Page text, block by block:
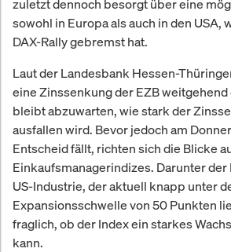
zuletzt dennoch besorgt über eine
sowohl in Europa als auch in den USA,
DAX-Rally gebremst hat.
Laut der Landesbank Hessen-
eine Zinssenkung der EZB
bleibt abzuwarten, wie stark der
ausfallen wird. Bevor jedoch am
Entscheid fällt, richten sich die Blicke
Einkaufsmanagerindizes. Darunter der
US-Industrie, der aktuell knapp unter
Expansionsschwelle von 50 Punkten
fraglich, ob der Index ein starkes
kann.